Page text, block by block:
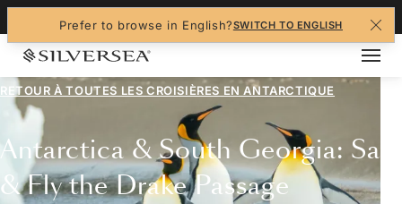
Prefer to browse in English?SWITCH TO ENGLISH
RETOUR À TOUTES LESCROISIÈRES EN ANTARCTIQUE
Antarctica & South Georgia: Sail
& Fly the Drake Passage